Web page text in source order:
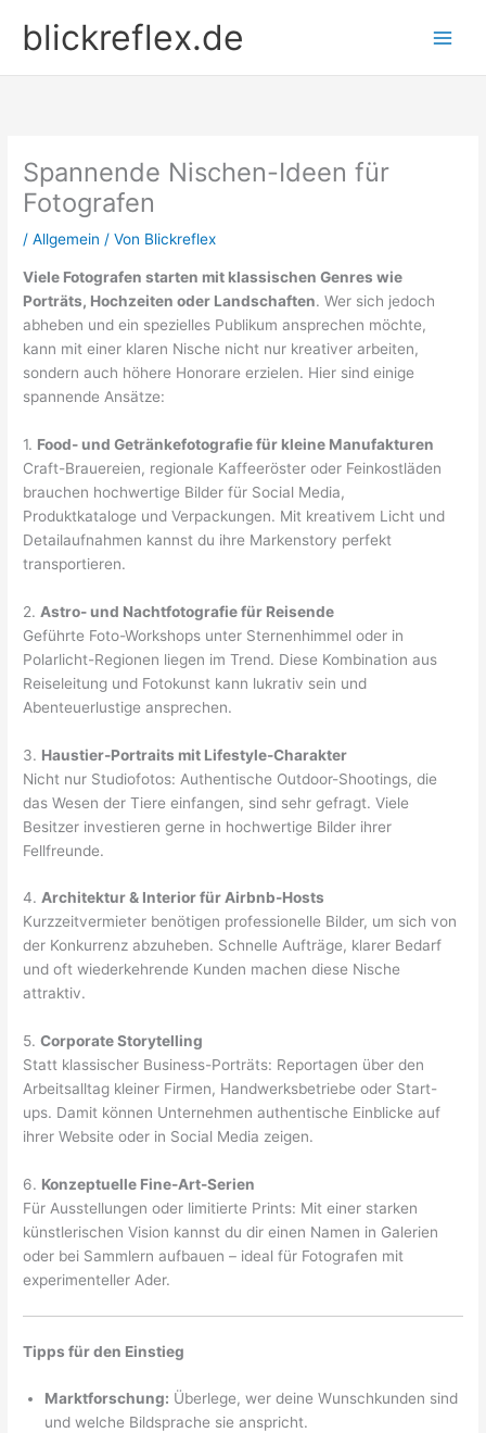
Inhaltblickreflex.de
Spannende Nischen-Ideen für
Fotografen
/Allgemein / Von Blickreflex
Viele Fotografen starten mit klassischen Genres wie
Porträts, Hochzeiten oder Landschaften. Wer sich jedoch
abheben und ein spezielles Publikum ansprechen möchte,
kann mit einer klaren Nische nicht nur kreativer arbeiten,
sondern auch höhere Honorare erzielen. Hier sind einige
spannende Ansätze:
1. Food- und Getränkefotografie für kleine Manufakturen
Craft-Brauereien, regionale Kaffeeröster oder Feinkostläden
brauchen hochwertige Bilder für Social Media,
Produktkataloge und Verpackungen. Mit kreativem Licht und
Detailaufnahmen kannst du ihre Markenstory perfekt
transportieren.
2. Astro- und Nachtfotografie für Reisende
Geführte Foto-Workshops unter Sternenhimmel oder in
Polarlicht-Regionen liegen im Trend. Diese Kombination aus
Reiseleitung und Fotokunst kann lukrativ sein und
Abenteuerlustige ansprechen.
3. Haustier-Portraits mit Lifestyle-Charakter
Nicht nur Studiofotos: Authentische Outdoor-Shootings, die
das Wesen der Tiere einfangen, sind sehr gefragt. Viele
Besitzer investieren gerne in hochwertige Bilder ihrer
Fellfreunde.
4.Architektur & Interior für Airbnb-Hosts
Kurzzeitvermieter benötigen professionelle Bilder, um sich von
der Konkurrenz abzuheben. Schnelle Aufträge, klarer Bedarf
und oft wiederkehrende Kunden machen diese Nische
attraktiv.
5.Corporate Storytelling
Statt klassischer Business-Porträts: Reportagen über den
Arbeitsalltag kleiner Firmen, Handwerksbetriebe oder Start-
ups. Damit können Unternehmen authentische Einblicke auf
ihrer Website oder in Social Media zeigen.
6. Konzeptuelle Fine-Art-Serien
Für Ausstellungen oder limitierte Prints: Mit einer starken
künstlerischen Vision kannst du dir einen Namen in Galerien
oder bei Sammlern aufbauen – ideal für Fotografen mit
experimenteller Ader.
Tipps für den Einstieg
Marktforschung: Überlege, wer deine Wunschkunden sind
und welche Bildsprache sie anspricht.